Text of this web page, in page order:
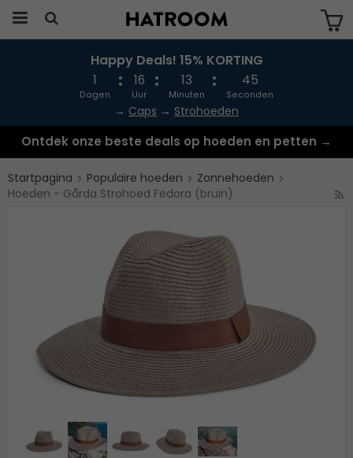
Produkten har blivit tillagd i varukorgen
Happy Deals! 15% KORTING
1
Dagen
16
Uur
13
Minuten
45
Seconden
→ Caps → Strohoeden
Ontdek onze beste deals op hoeden en petten →
Startpagina Populaire hoeden
Zonnehoeden
Hoeden - Gårda Strohoed Fedora (bruin)